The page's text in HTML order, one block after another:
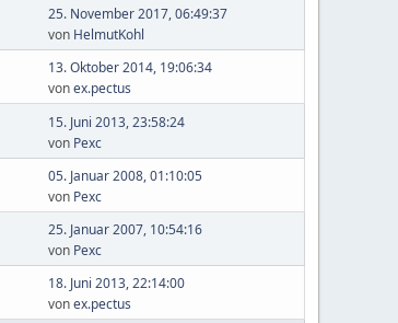
25. November 2017, 06:49:37
von HelmutKohl
13. Oktober 2014, 19:06:34
vonex.pectus
15. Juni 2013, 23:58:24
von Pexc
05. Januar 2008, 01:10:05
von Pexc
25. Januar 2007, 10:54:16
von Pexc
18. Juni 2013, 22:14:00
vonex.pectus